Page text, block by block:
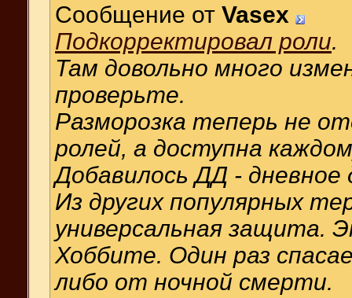
Сообщение от Vasex
Подкорректировал роли.
Там довольно много
проверьте.
Разморозка теперь не
ролей, а доступна
Добавилось ДД -
Из других популярных
универсальная защита.
Хоббите. Один раз
либо от ночной смерти.